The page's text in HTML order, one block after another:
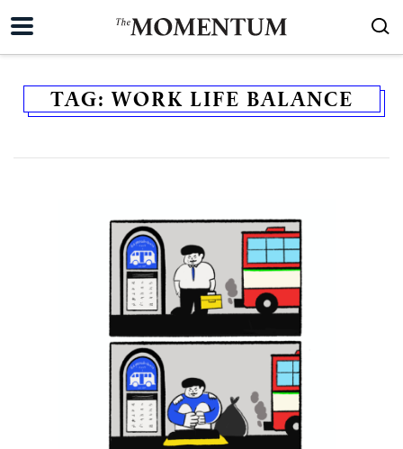
TAG:WORK LIFE BALANCE